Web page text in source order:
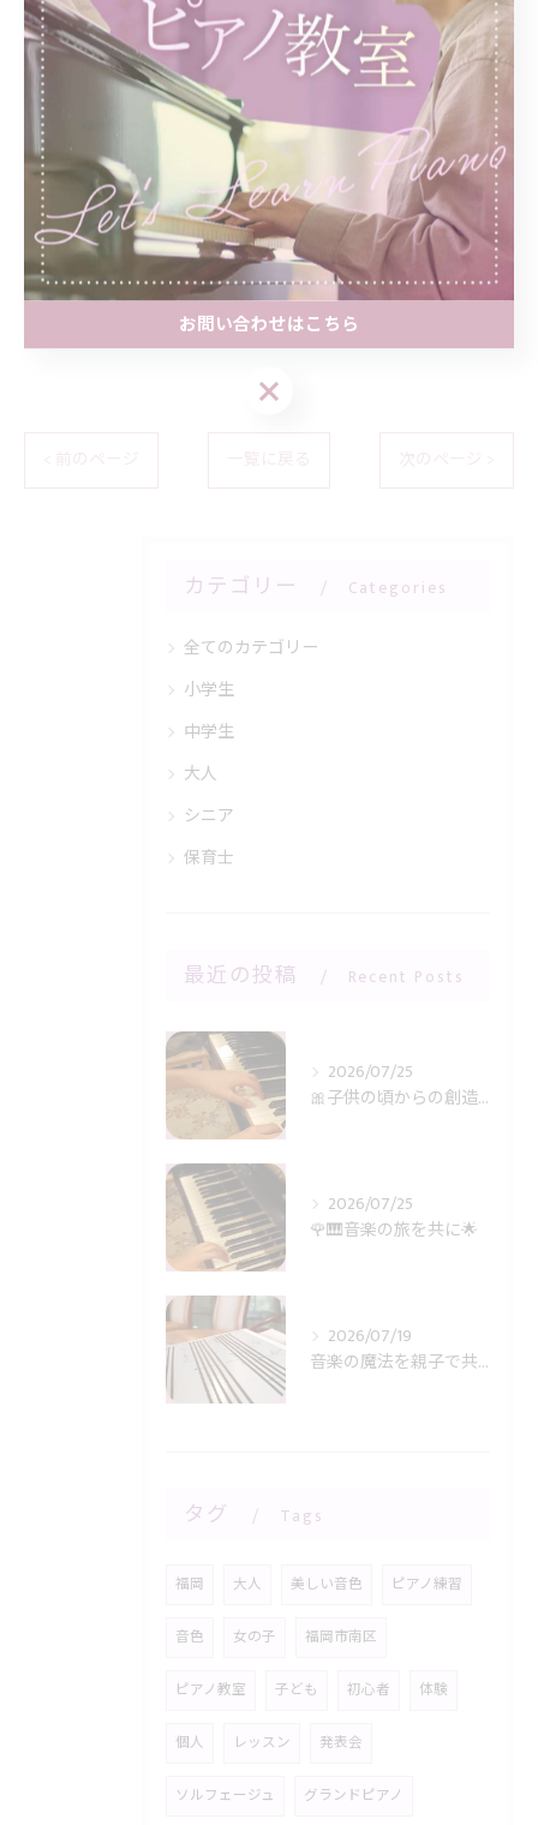
音楽の旅
小さな積み重ね
音楽セラピー
専念
日々の挑戦
音楽の時間
心を育む
心音の旅
カテゴリー Categories
全てのカテゴリー
小学生
中学生
大人
シニア
保育士
最近の投稿 Recent Posts
2026/07/25
🎀子供の頃からの創造力に感謝🎹✨
2026/07/25
🌹🎹音楽の旅を共に🌟
2026/07/19
音楽の魔法を親子で共有🎶
タグ Tags
福岡 大人 美しい音色 ピアノ練習
音色 女の子 福岡市南区
ピアノ教室 子ども 初心者 体験
個人 レッスン 発表会
ソルフェージュ グランドピアノ
お問い合わせはこちら
お問い合わせはこちら